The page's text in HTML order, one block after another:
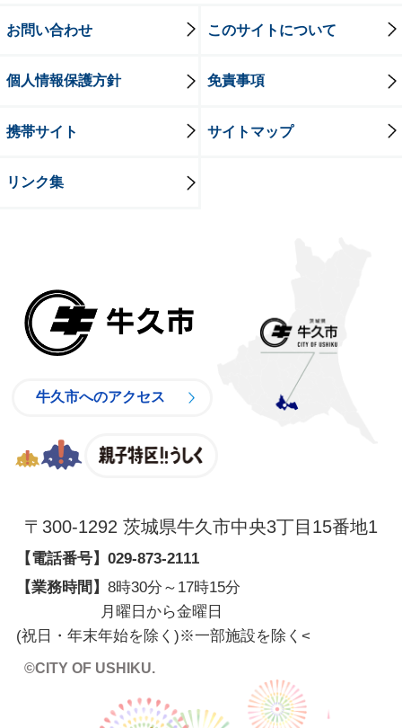
お問い合わせ このサイトについて
個人情報保護方針 免責事項
携帯サイト サイトマップ
リンク集
牛久市へのアクセス
〒300-1292 茨城県牛久市中央3丁目15番地1
【電話番号】 029-873-2111
【業務時間】 8時30分～17時15分
月曜日から金曜日
(祝日・年末年始を除く)※一部施設を除く <
©CITY OF USHIKU.